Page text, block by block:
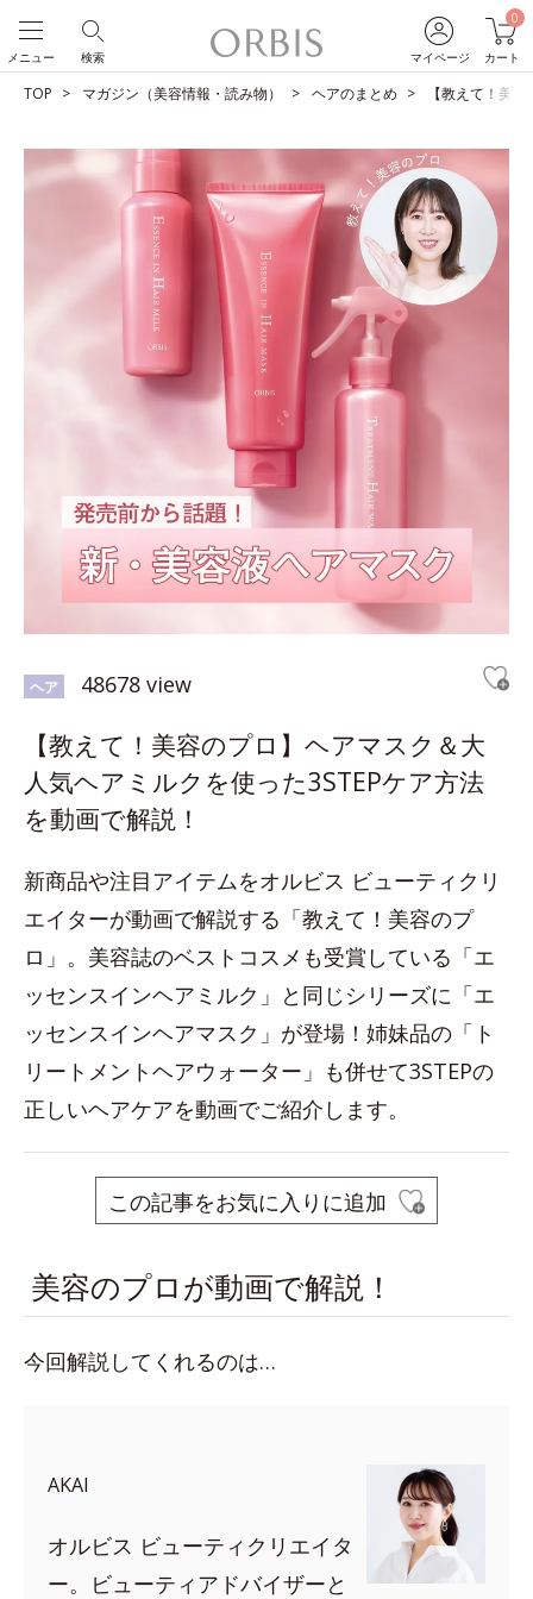
マイページ
0
カート
検索
メニュー
TOP マガジン（美容情報・読み物） ヘアのまとめ 【教えて！美
ヘア 48678 view
【教えて！美容のプロ】ヘアマスク＆大
人気ヘアミルクを使った3STEPケア方法
を動画で解説！
新商品や注目アイテムをオルビス ビューティクリ
エイターが動画で解説する「教えて！美容のプ
ロ」。美容誌のベストコスメも受賞している「エ
ッセンスインヘアミルク」と同じシリーズに「エ
ッセンスインヘアマスク」が登場！姉妹品の「ト
リートメントヘアウォーター」も併せて3STEPの
正しいヘアケアを動画でご紹介します。
この記事をお気に入りに追加
美容のプロが動画で解説！
今回解説してくれるのは…
AKAI
オルビス ビューティクリエイタ
ー。ビューティアドバイザーと